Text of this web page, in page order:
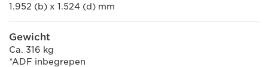
1.952 (b) x 1.524 (d) mm
Gewicht
Ca. 316 kg
*ADF inbegrepen